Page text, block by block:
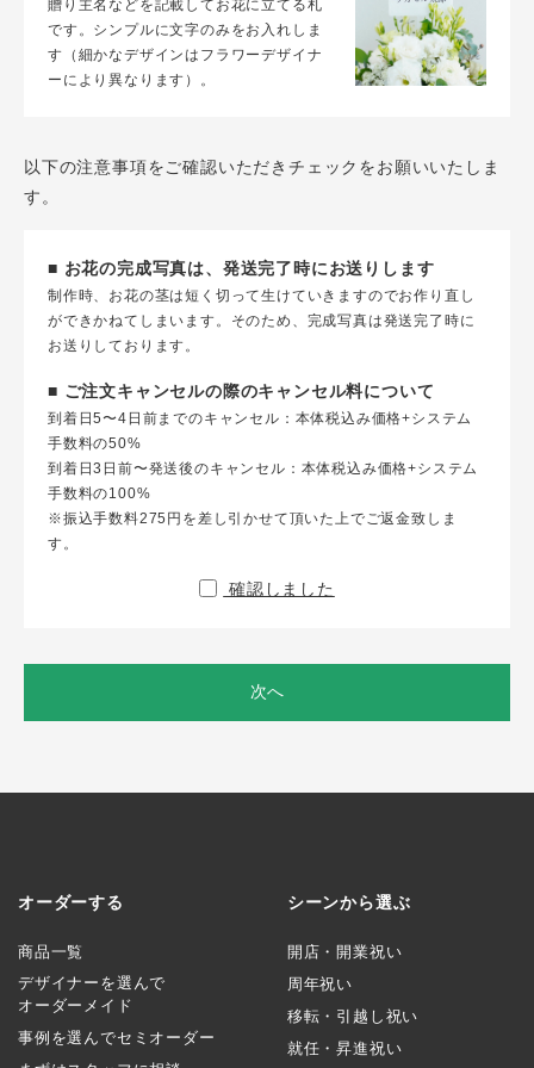
贈り主名などを記載してお花に立てる札
です。シンプルに文字のみをお入れしま
す（細かなデザインはフラワーデザイナ
ーにより異なります）。
以下の注意事項をご確認いただきチェックをお願いいたしま
す。
■ お花の完成写真は、発送完了時にお送りします
制作時、お花の茎は短く切って生けていきますのでお作り直し
ができかねてしまいます。そのため、完成写真は発送完了時に
お送りしております。
■ ご注文キャンセルの際のキャンセル料について
到着日5〜4日前までのキャンセル：本体税込み価格+システム
手数料の50%
到着日3日前〜発送後のキャンセル：本体税込み価格+システム
手数料の100%
※振込手数料275円を差し引かせて頂いた上でご返金致しま
す。
確認しました
次へ
オーダーする
商品一覧
デザイナーを選んで
オーダーメイド
事例を選んでセミオーダー
シーンから選ぶ
開店・開業祝い
周年祝い
移転・引越し祝い
就任・昇進祝い